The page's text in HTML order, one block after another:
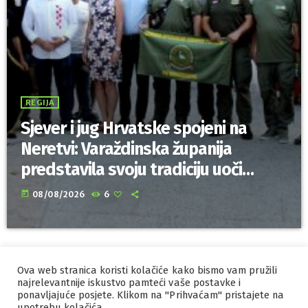
REGIJA
Sjever i jug Hrvatske spojeni na
Neretvi: Varaždinska županija
predstavila svoju tradiciju uoči
Maratona lađa
today 08/08/2026 6
IZRADA I HOSTINGORBIS
MARKETING
PRAVILA PRIVATNOSTI
Ova web stranica koristi kolačiće kako bismo vam pružili
najrelevantnije iskustvo pamteći vaše postavke i
ponavljajuće posjete. Klikom na "Prihvaćam" pristajete na